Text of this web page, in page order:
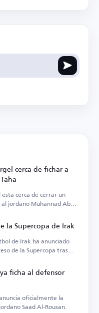
cerca de fichar a
cerca de cerrar un
jordano Muhannad Abu
la Supercopa de Irak
de Irak ha anunciado
de la Supercopa tras
ficha al defensor
oficialmente la
Saad Al-Rousan.